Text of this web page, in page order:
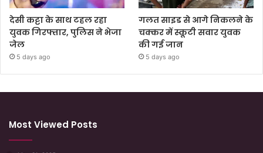
देसी कट्टा के साथ टहल रहा
युवक गिरफ्तार, पुलिस ने भेजा
जेल
5 days ago
गलत साइड से आगे निकलने के
चक्कर में स्कूटी सवार युवक
की गई जान
5 days ago
Most Viewed Posts